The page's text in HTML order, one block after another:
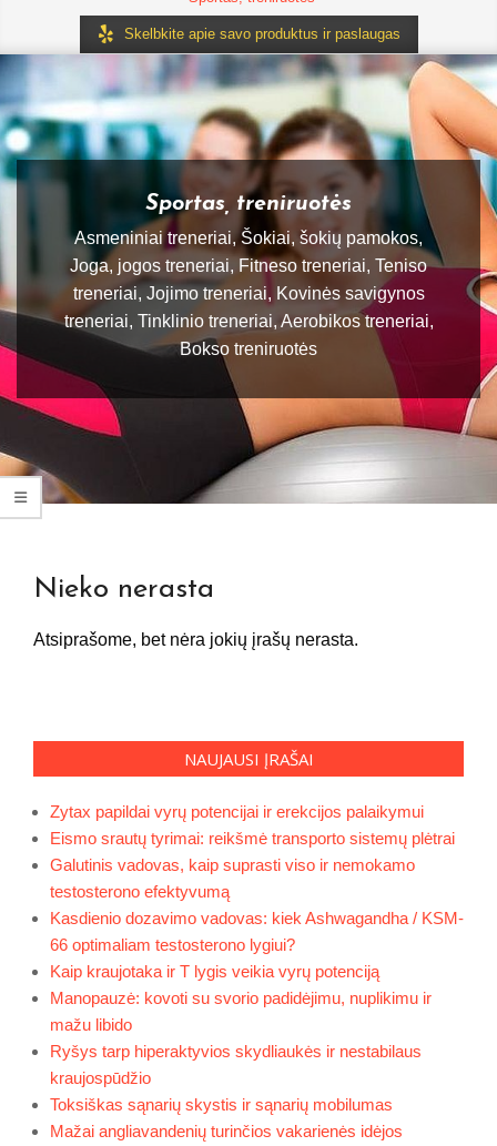
Skelbkite apie savo produktus ir paslaugas
Sportas, treniruotės
Asmeniniai treneriai, Šokiai, šokių pamokos,
Joga, jogos treneriai, Fitneso treneriai, Teniso
treneriai, Jojimo treneriai, Kovinės savigynos
treneriai, Tinklinio treneriai, Aerobikos treneriai,
Bokso treniruotės
Nieko nerasta
Atsiprašome, bet nėra jokių įrašų nerasta.
NAUJAUSI ĮRAŠAI
Zytax papildai vyrų potencijai ir erekcijos palaikymui
Eismo srautų tyrimai: reikšmė transporto sistemų plėtrai
Galutinis vadovas, kaip suprasti viso ir nemokamo
testosterono efektyvumą
Kasdienio dozavimo vadovas: kiek Ashwagandha / KSM-
66 optimaliam testosterono lygiui?
Kaip kraujotaka ir T lygis veikia vyrų potenciją
Manopauzė: kovoti su svorio padidėjimu, nuplikimu ir
mažu libido
Ryšys tarp hiperaktyvios skydliaukės ir nestabilaus
kraujospūdžio
Toksiškas sąnarių skystis ir sąnarių mobilumas
Mažai angliavandenių turinčios vakarienės idėjos